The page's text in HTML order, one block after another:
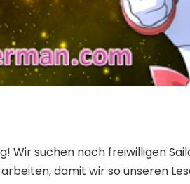
suchen nach freiwilligen
damit wir so unseren